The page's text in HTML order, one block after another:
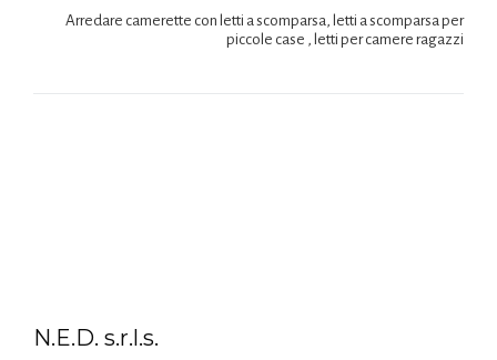
Arredare camerette con letti a scomparsa, letti a scomparsa per
piccole case , letti per camere ragazzi
N.E.D. s.r.l.s.